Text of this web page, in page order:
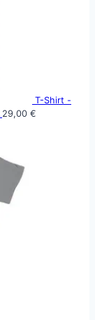
T-Shirt -
29,00 €